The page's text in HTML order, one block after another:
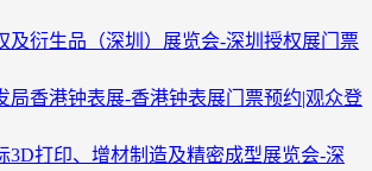
及衍生品（深圳）展览会-深圳授权展门票
局香港钟表展-香港钟表展门票预约|观众登
3D打印、增材制造及精密成型展览会-深